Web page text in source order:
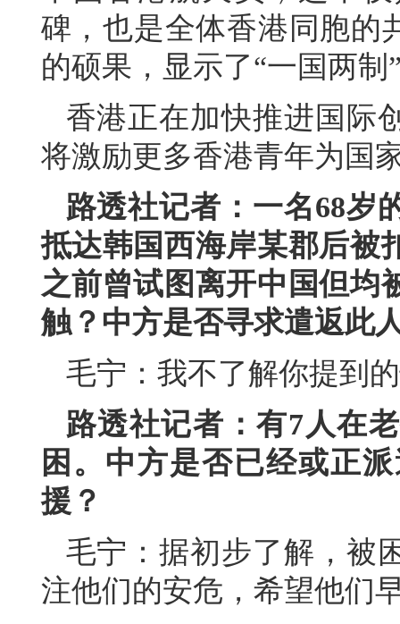
碑，也是全体香港同胞的
的硕果，显示了“一国两
香港正在加快推进国际
将激励更多香港青年为国
路透社记者：一名68岁
抵达韩国西海岸某郡后被
之前曾试图离开中国但均
触？中方是否寻求遣返此
毛宁：我不了解你提到
路透社记者：有7人在
困。中方是否已经或正
援？
毛宁：据初步了解，被
注他们的安危，希望他们